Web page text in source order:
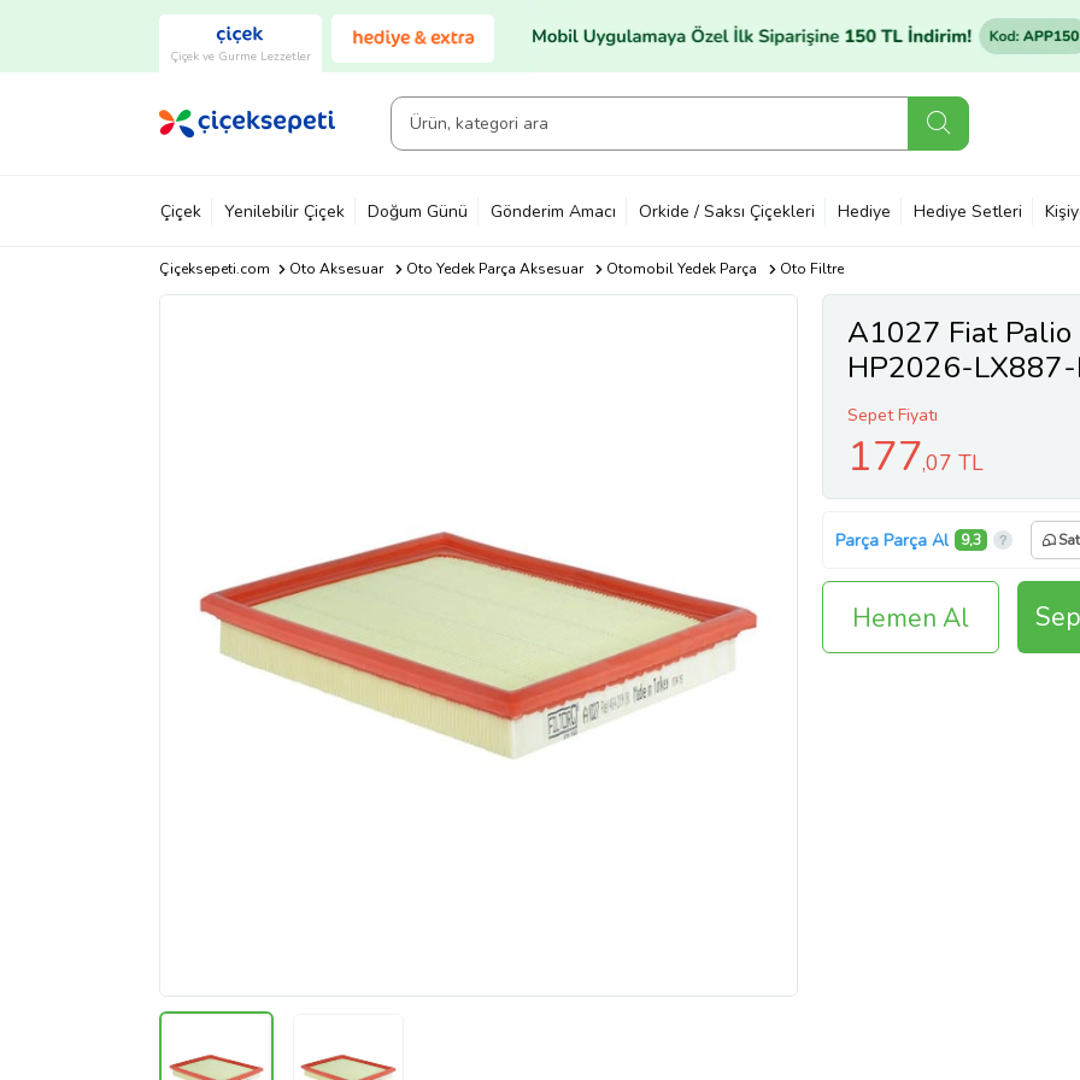
Çiçek ve Gurme Lezzetler
Çiçek Yenilebilir Çiçek Doğum Günü Gönderim Amacı Orkide / Saksı Çiçekleri Hediye Hediye Setleri
Çiçeksepeti.com Oto Aksesuar Oto Yedek Parça Aksesuar Otomobil Yedek Parça Oto Filtre
A1027 Fiat
HP2026-
Sepet Fiyatı
177,07 TL
Parça Parça Al 9,3
Hemen Al